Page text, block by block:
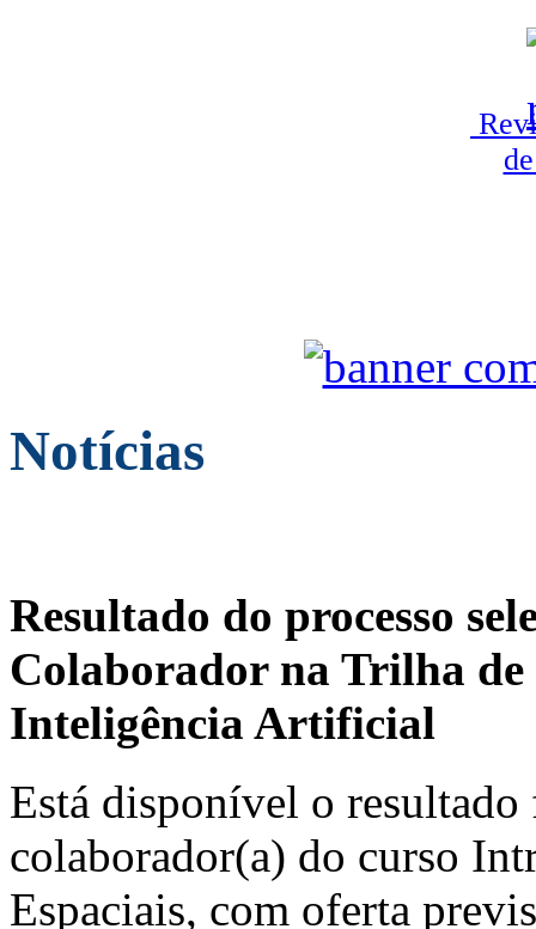
Notícias
Resultado do processo
Colaborador na Trilha de
Inteligência Artificial
Está disponível o resultado
colaborador(a) do curso
Espaciais, com oferta